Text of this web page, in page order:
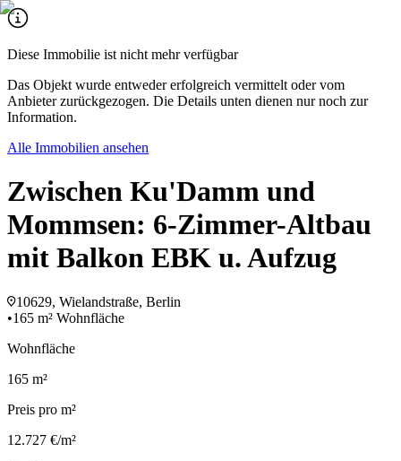
Diese Immobilie ist nicht mehr verfügbar
Das Objekt wurde entweder erfolgreich vermittelt oder vom
Anbieter zurückgezogen. Die Details unten dienen nur noch zur
Information.
Alle Immobilien ansehen
Zwischen Ku'Damm und
Mommsen: 6-Zimmer-Altbau
mit Balkon EBK u. Aufzug
10629, Wielandstraße, Berlin
•165 m² Wohnfläche
Wohnfläche
165 m²
Preis pro m²
12.727 €/m²